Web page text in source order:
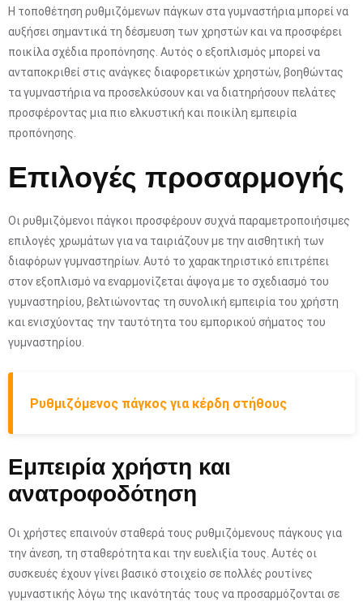
Η τοποθέτηση ρυθμιζόμενων πάγκων στα γυμναστήρια μπορεί να
αυξήσει σημαντικά τη δέσμευση των χρηστών και να προσφέρει
ποικίλα σχέδια προπόνησης. Αυτός ο εξοπλισμός μπορεί να
ανταποκριθεί στις ανάγκες διαφορετικών χρηστών, βοηθώντας
τα γυμναστήρια να προσελκύσουν και να διατηρήσουν πελάτες
προσφέροντας μια πιο ελκυστική και ποικίλη εμπειρία
προπόνησης.
Επιλογές προσαρμογής
Οι ρυθμιζόμενοι πάγκοι προσφέρουν συχνά παραμετροποιήσιμες
επιλογές χρωμάτων για να ταιριάζουν με την αισθητική των
διαφόρων γυμναστηρίων. Αυτό το χαρακτηριστικό επιτρέπει
στον εξοπλισμό να εναρμονίζεται άψογα με το σχεδιασμό του
γυμναστηρίου, βελτιώνοντας τη συνολική εμπειρία του χρήστη
και ενισχύοντας την ταυτότητα του εμπορικού σήματος του
γυμναστηρίου.
Ρυθμιζόμενος πάγκος για κέρδη στήθους
Εμπειρία χρήστη και
ανατροφοδότηση
Οι χρήστες επαινούν σταθερά τους ρυθμιζόμενους πάγκους για
την άνεση, τη σταθερότητα και την ευελιξία τους. Αυτές οι
συσκευές έχουν γίνει βασικό στοιχείο σε πολλές ρουτίνες
γυμναστικής λόγω της ικανότητάς τους να προσαρμόζονται σε